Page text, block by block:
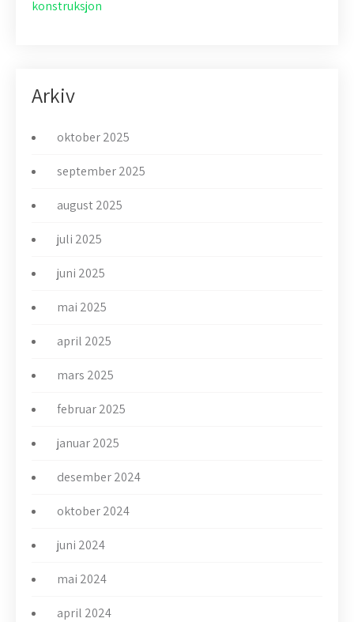
konstruksjon
Arkiv
oktober 2025
september 2025
august 2025
juli 2025
juni 2025
mai 2025
april 2025
mars 2025
februar 2025
januar 2025
desember 2024
oktober 2024
juni 2024
mai 2024
april 2024